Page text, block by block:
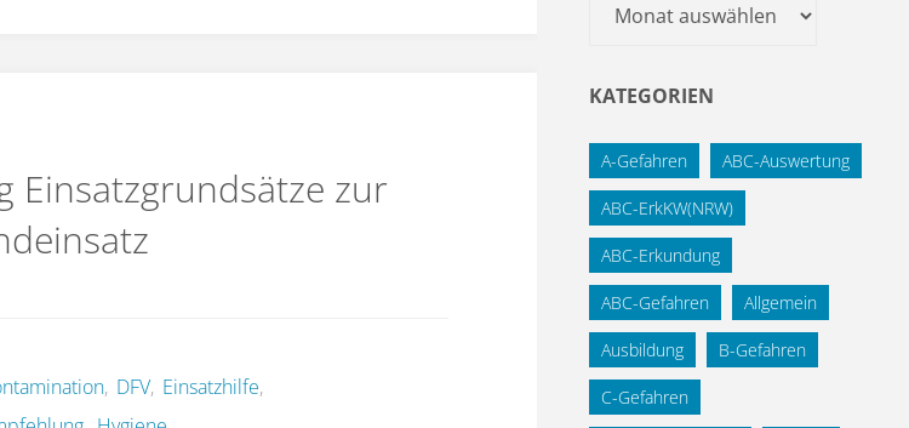
Einsatzgrundsätze zur
, DFV, Einsatzhilfe,
KATEGORIEN
A-Gefahren ABC-Auswertung
ABC-ErkKW(NRW)
ABC-Erkundung
ABC-Gefahren Allgemein
Ausbildung B-Gefahren
C-Gefahren